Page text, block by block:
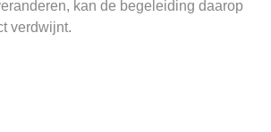
kan de begeleiding daarop
verdwijnt.